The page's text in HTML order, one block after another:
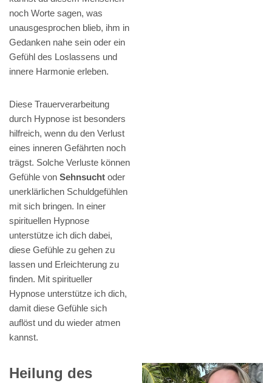
noch Worte sagen, was
unausgesprochen blieb, ihm in
Gedanken nahe sein oder ein
Gefühl des Loslassens und
innere Harmonie erleben.
Diese Trauerverarbeitung
durch Hypnose ist besonders
hilfreich, wenn du den Verlust
eines inneren Gefährten noch
trägst. Solche Verluste können
Gefühle von Sehnsucht oder
unerklärlichen Schuldgefühlen
mit sich bringen. In einer
spirituellen Hypnose
unterstütze ich dich dabei,
diese Gefühle zu gehen zu
lassen und Erleichterung zu
finden. Mit spiritueller
Hypnose unterstütze ich dich,
damit diese Gefühle sich
auflöst und du wieder atmen
kannst.
Heilung des